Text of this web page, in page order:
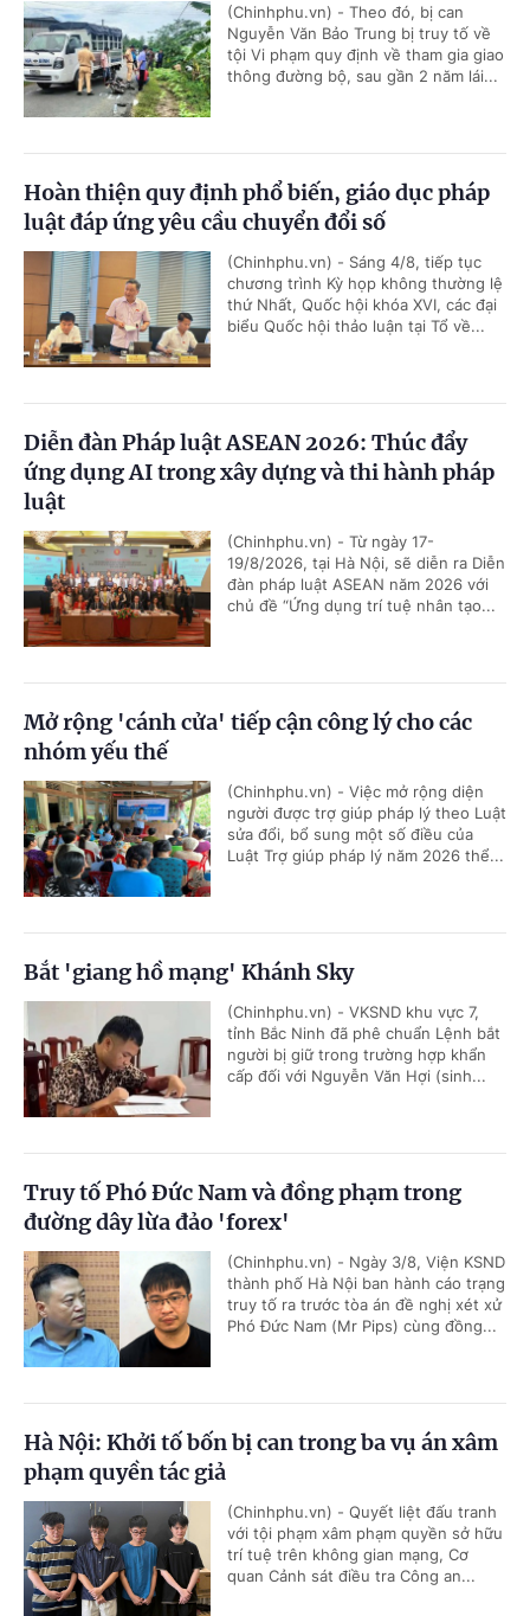
(Chinhphu.vn) - Theo đó, bị can
Nguyễn Văn Bảo Trung bị truy tố về
tội Vi phạm quy định về tham gia giao
thông đường bộ, sau gần 2 năm lái...
Hoàn thiện quy định phổ biến, giáo dục pháp
luật đáp ứng yêu cầu chuyển đổi số
(Chinhphu.vn) - Sáng 4/8, tiếp tục
chương trình Kỳ họp không thường lệ
thứ Nhất, Quốc hội khóa XVI, các đại
biểu Quốc hội thảo luận tại Tổ về...
Diễn đàn Pháp luật ASEAN 2026: Thúc đẩy
ứng dụng AI trong xây dựng và thi hành pháp
luật
(Chinhphu.vn) - Từ ngày 17-
19/8/2026, tại Hà Nội, sẽ diễn ra Diễn
đàn pháp luật ASEAN năm 2026 với
chủ đề “Ứng dụng trí tuệ nhân tạo...
Mở rộng 'cánh cửa' tiếp cận công lý cho các
nhóm yếu thế
(Chinhphu.vn) - Việc mở rộng diện
người được trợ giúp pháp lý theo Luật
sửa đổi, bổ sung một số điều của
Luật Trợ giúp pháp lý năm 2026 thể...
Bắt 'giang hồ mạng' Khánh Sky
(Chinhphu.vn) - VKSND khu vực 7,
tỉnh Bắc Ninh đã phê chuẩn Lệnh bắt
người bị giữ trong trường hợp khẩn
cấp đối với Nguyễn Văn Hợi (sinh...
Truy tố Phó Đức Nam và đồng phạm trong
đường dây lừa đảo 'forex'
(Chinhphu.vn) - Ngày 3/8, Viện KSND
thành phố Hà Nội ban hành cáo trạng
truy tố ra trước tòa án đề nghị xét xử
Phó Đức Nam (Mr Pips) cùng đồng...
Hà Nội: Khởi tố bốn bị can trong ba vụ án xâm
phạm quyền tác giả
(Chinhphu.vn) - Quyết liệt đấu tranh
với tội phạm xâm phạm quyền sở hữu
trí tuệ trên không gian mạng, Cơ
quan Cảnh sát điều tra Công an...